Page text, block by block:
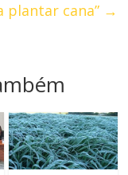
plantar cana” →